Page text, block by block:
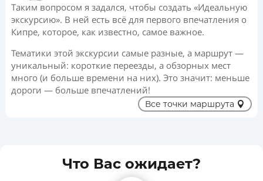
Таким вопросом я задался, чтобы создать «Идеальную
экскурсию». В ней есть всё для первого впечатления о
Кипре, которое, как известно, самое важное.
Тематики этой экскурсии самые разные, а маршрут —
уникальный: короткие переезды, а обзорных мест
много (и больше времени на них). Это значит: меньше
дороги — больше впечатлений!
Все точки маршрута
Что Вас ожидает?